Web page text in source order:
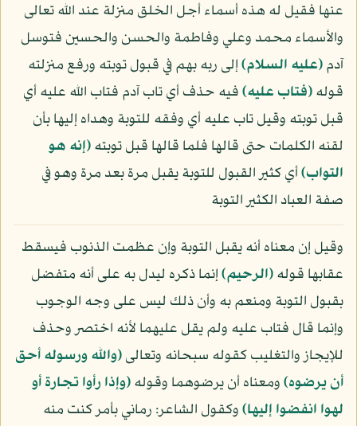
عنها فقيل له هذه أسماء أجل الخلق منزلة عند الله تعالى
والأسماء محمد وعلي وفاطمة والحسن والحسين فتوسل
آدم(عليه السلام)إلى ربه بهم في قبول توبته ورفع منزلته
قوله﴿فتاب عليه﴾فيه حذف أي تاب آدم فتاب الله عليه أي
قبل توبته وقيل تاب عليه أي وفقه للتوبة وهداه إليها بأن
لقنه الكلمات حتى قالها فلما قالها قبل توبته﴿إنه هو
التواب﴾أي كثير القبول للتوبة يقبل مرة بعد مرة وهو في
صفة العباد الكثير التوبة
وقيل إن معناه أنه يقبل التوبة وإن عظمت الذنوب فيسقط
عقابها قوله﴿الرحيم﴾إنما ذكره ليدل به على أنه متفضل
بقبول التوبة ومنعم به وأن ذلك ليس على وجه الوجوب
وإنما قال فتاب عليه ولم يقل عليهما لأنه اختصر وحذف
للإيجاز والتغليب كقوله سبحانه وتعالى﴿والله ورسوله أحق
أن يرضوه﴾ومعناه أن يرضوهما وقوله﴿وإذا رأوا تجارة أو
لهوا انفضوا إليها﴾وكقول الشاعر: رماني بأمر كنت منه